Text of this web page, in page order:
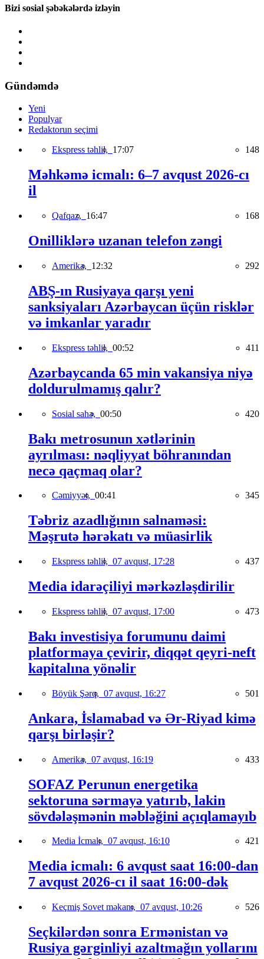
Bizi sosial şəbəkələrdə izləyin
Gündəmdə
Yeni
Populyar
Redaktorun seçimi
Ekspress təhlil, 17:07 148
Məhkəmə icmalı: 6–7 avqust 2026-cı
il
Qafqaz, 16:47 168
Onilliklərə uzanan telefon zəngi
Amerika, 12:32 292
ABŞ-ın Rusiyaya qarşı yeni
sanksiyaları Azərbaycan üçün risklər
və imkanlar yaradır
Ekspress təhlil, 00:52 411
Azərbaycanda 65 min vakansiya niyə
doldurulmamış qalır?
Sosial sahə, 00:50 420
Bakı metrosunun xətlərinin
ayrılması: nəqliyyat böhranından
necə qaçmaq olar?
Cəmiyyət, 00:41 345
Təbriz azadlığının salnaməsi:
Məşrutə hərəkatı və müasirlik
Ekspress təhlil, 07 avqust, 17:28 437
Media idarəçiliyi mərkəzləşdirilir
Ekspress təhlil, 07 avqust, 17:00 473
Bakı investisiya forumunu daimi
platformaya çevirir, diqqət qeyri-neft
kapitalına yönəlir
Böyük Şərq, 07 avqust, 16:27 501
Ankara, İslamabad və Ər-Riyad kimə
qarşı birləşir?
Amerika, 07 avqust, 16:19 433
SOFAZ Perunun energetika
sektoruna sərmayə yatırıb, lakin
sövdələşmənin məbləğini açıqlamayıb
Media İcmalı, 07 avqust, 16:10 421
Media icmalı: 6 avqust saat 16:00-dan
7 avqust 2026-cı il saat 16:00-dək
Keçmiş Sovet məkanı, 07 avqust, 10:26 526
Seçkilərdən sonra Ermənistan və
Rusiya gərginliyi azaltmağın yollarını